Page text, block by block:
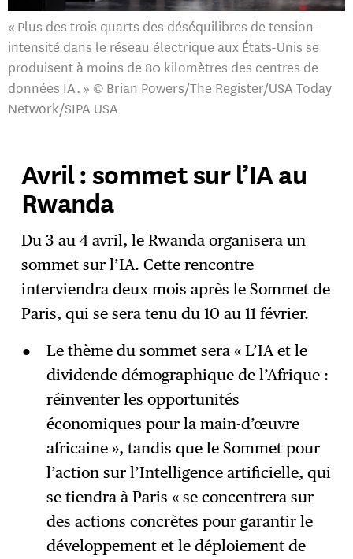
« Plus des trois quarts des déséquilibres de tension-
intensité dans le réseau électrique aux États-Unis se
produisent à moins de 80 kilomètres des centres de
données IA. » © Brian Powers/The Register/USA Today
Network/SIPA USA
Avril : sommet sur l’IA au
Rwanda
Du 3 au 4 avril, le Rwanda organisera un
sommet sur l’IA. Cette rencontre
interviendra deux mois après le Sommet de
Paris, qui se sera tenu du 10 au 11 février.
Le thème du sommet sera « L’IA et le
dividende démographique de l’Afrique :
réinventer les opportunités
économiques pour la main-d’œuvre
africaine », tandis que le Sommet pour
l’action sur l’Intelligence artificielle, qui
se tiendra à Paris « se concentrera sur
des actions concrètes pour garantir le
développement et le déploiement de